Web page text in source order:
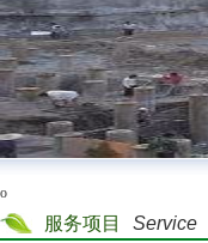
o
服务项目 Service